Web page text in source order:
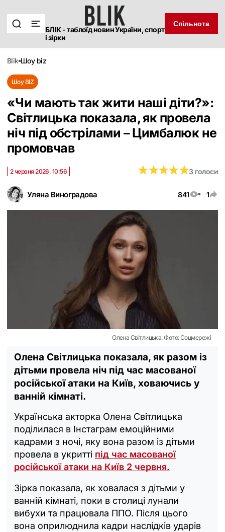
БЛІК - таблоїд новин України, спорт
і зірки
Спільнота
blik шоу biz
Шоу BIZ
«‎Чи мають так жити наші діти?»:
Світлицька показала, як провела
ніч під обстрілами – Цимбалюк не
промовчав
Уляна Виноградова 841 1
2 червня 2026, 10:56 ★★★★★
★★★★★3 голоси
Олена Світлицька. Фото: Соцмережі
Олена Світлицька показала, як разом із
дітьми провела ніч під час масованої
російської атаки на Київ, ховаючись у
ванній кімнаті.
Українська акторка Олена Світлицька
поділилася в Інстаграм емоційними
кадрами з ночі, яку вона разом із дітьми
провела в укритті під час масованої
російської атаки на Київ 2 червня.
Зірка показала, як ховалася з дітьми у
ванній кімнаті, поки в столиці лунали
вибухи та працювала ППО. Після цього
вона оприлюднила кадри наслідків ударів